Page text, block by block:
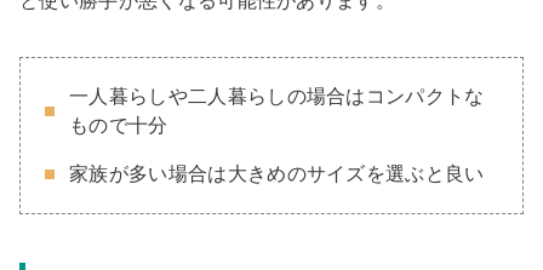
一人暮らしや二人暮らしの場合はコンパクトな
もので十分
家族が多い場合は大きめのサイズを選ぶと良い